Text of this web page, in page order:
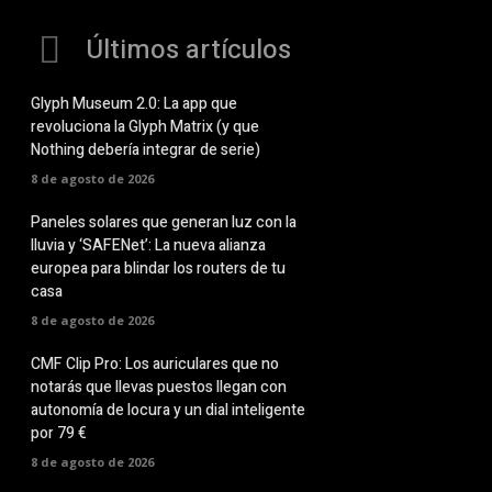
Últimos artículos
Glyph Museum 2.0: La app que
revoluciona la Glyph Matrix (y que
Nothing debería integrar de serie)
8 de agosto de 2026
Paneles solares que generan luz con la
lluvia y ‘SAFENet’: La nueva alianza
europea para blindar los routers de tu
casa
8 de agosto de 2026
CMF Clip Pro: Los auriculares que no
notarás que llevas puestos llegan con
autonomía de locura y un dial inteligente
por 79 €
8 de agosto de 2026